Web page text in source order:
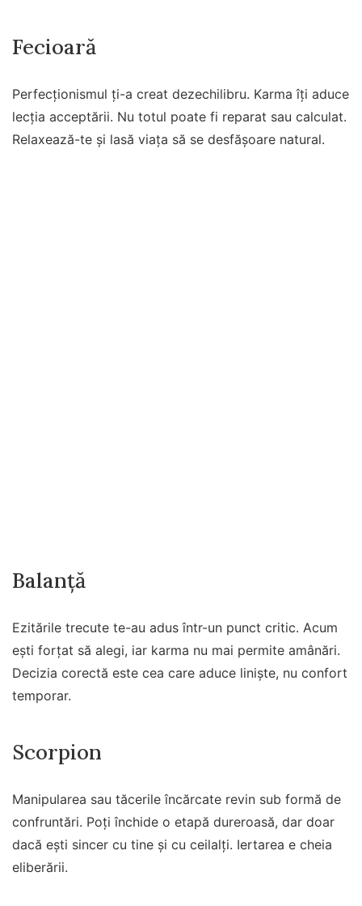
Fecioară
Perfecționismul ți-a creat dezechilibru. Karma îți aduce
lecția acceptării. Nu totul poate fi reparat sau calculat.
Relaxează-te și lasă viața să se desfășoare natural.
Balanță
Ezitările trecute te-au adus într-un punct critic. Acum
ești forțat să alegi, iar karma nu mai permite amânări.
Decizia corectă este cea care aduce liniște, nu confort
temporar.
Scorpion
Manipularea sau tăcerile încărcate revin sub formă de
confruntări. Poți închide o etapă dureroasă, dar doar
dacă ești sincer cu tine și cu ceilalți. Iertarea e cheia
eliberării.